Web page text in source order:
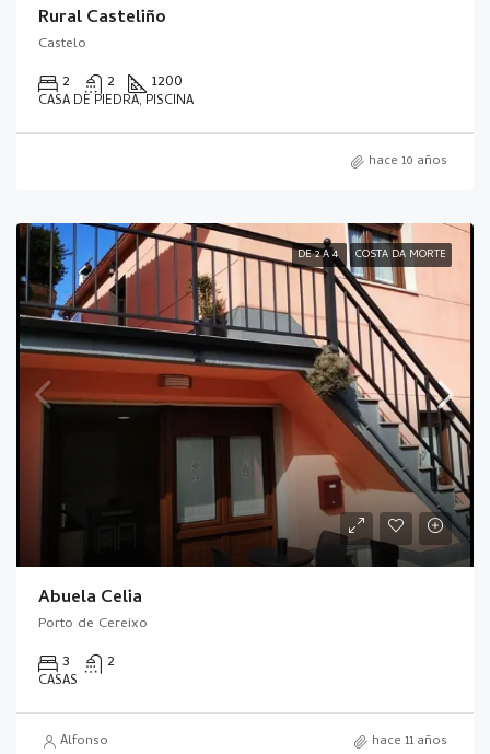
Rural Casteliño
Castelo
2 2 1200
CASA DE PIEDRA, PISCINA
hace 10 años
DE 2 A 4 COSTA DA MORTE
Abuela Celia
Porto de Cereixo
3 2
CASAS
Alfonso hace 11 años